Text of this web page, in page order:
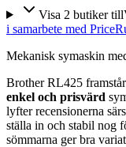
Visa 2 butiker till
i samarbete med
Mekanisk symaskin
Brother RL425
enkel och prisvärd
lyfter recensionerna
ställa in och stabil nog
sömmarna ger bra